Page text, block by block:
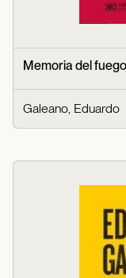
Memoria del
Galeano, Eduardo